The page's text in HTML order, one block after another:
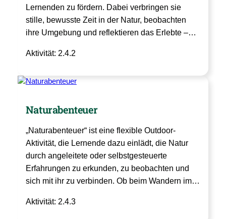
Lernenden zu fördern. Dabei verbringen sie
stille, bewusste Zeit in der Natur, beobachten
ihre Umgebung und reflektieren das Erlebte –…
Aktivität: 2.4.2
Naturabenteuer
„Naturabenteuer“ ist eine flexible Outdoor-
Aktivität, die Lernende dazu einlädt, die Natur
durch angeleitete oder selbstgesteuerte
Erfahrungen zu erkunden, zu beobachten und
sich mit ihr zu verbinden. Ob beim Wandern im…
Aktivität: 2.4.3